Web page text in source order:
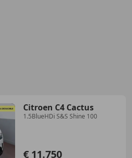
Citroen C4 Cactus
1.5BlueHDi S&S Shine 100
€ 11.750